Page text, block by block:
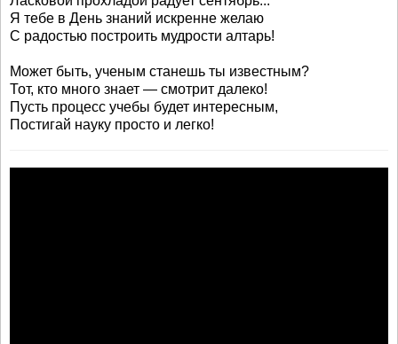
Я тебе в День знаний искренне желаю
С радостью построить мудрости алтарь!
Может быть, ученым станешь ты известным?
Тот, кто много знает — смотрит далеко!
Пусть процесс учебы будет интересным,
Постигай науку просто и легко!